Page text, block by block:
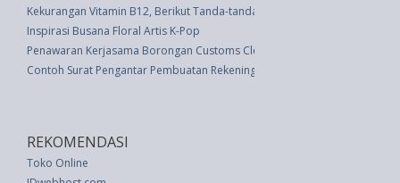
Kekurangan Vitamin B12, Berikut Tanda-tanda Tersembunyi yang
Inspirasi Busana Floral Artis K-Pop
Penawaran Kerjasama Borongan Customs Clearance Import
Contoh Surat Pengantar Pembuatan Rekening Bank
REKOMENDASI
Toko Online